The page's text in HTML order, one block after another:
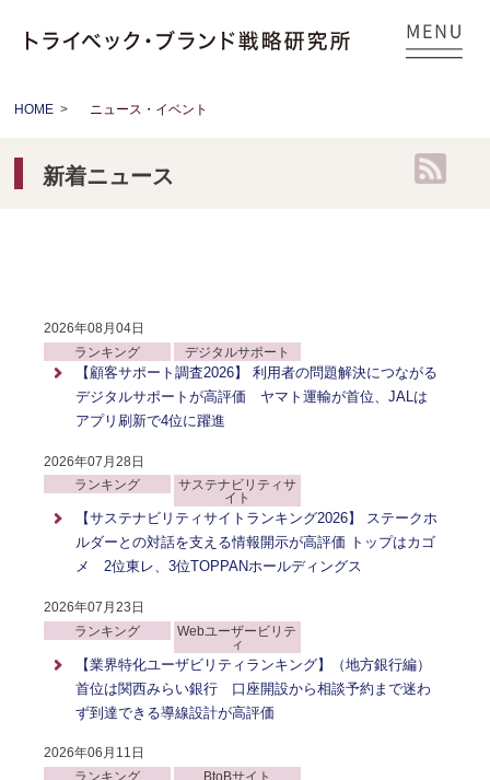
HOME > ニュース・イベント
新着ニュース
2026年08月04日
ランキング
デジタルサポート
【顧客サポート調査2026】 利用者の問題解決につながる
デジタルサポートが高評価 ヤマト運輸が首位、JALは
アプリ刷新で4位に躍進
2026年07月28日
ランキング
サステナビリティサ
イト
【サステナビリティサイトランキング2026】 ステークホ
ルダーとの対話を支える情報開示が高評価 トップはカゴ
メ 2位東レ、3位TOPPANホールディングス
2026年07月23日
ランキング
Webユーザービリテ
ィ
【業界特化ユーザビリティランキング】（地方銀行編）
首位は関西みらい銀行 口座開設から相談予約まで迷わ
ず到達できる導線設計が高評価
2026年06月11日
ランキング
BtoBサイト